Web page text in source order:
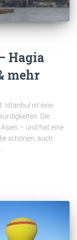
Hagia
mehr
Istanbul ist eine
Die
– und hat eine
schönen, auch